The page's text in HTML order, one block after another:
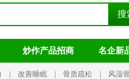
炒作产品招商 名企新
改善睡眠 骨质疏松 风湿